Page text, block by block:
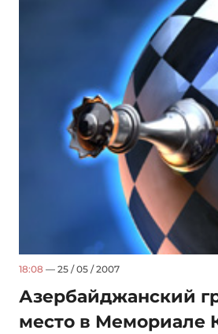
18:08 — 25 / 05 / 2007
Азербайджанский
место в Мемориале